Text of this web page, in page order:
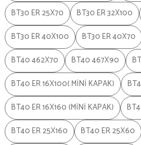
BT30 ER 25X70 BT30 ER 32X100
BT30 ER 40X100
BT30 ER 40X70
BT40 462X70
BT40 467X90
BT40 ER 16X100( MİNİ KAPAK)
BT40 ER 16X160 (MİNİ KAPAK)
BT40 ER 25X160
BT40 ER 25X60